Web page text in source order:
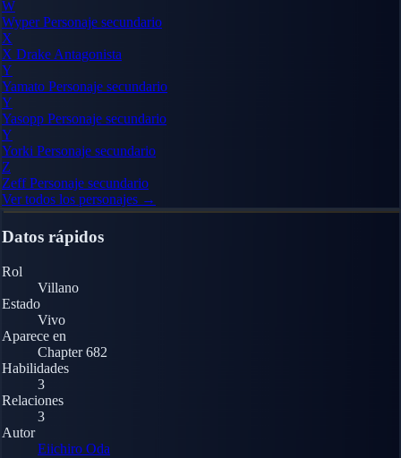
W
WyperPersonaje secundario
X
X Drake Antagonista
Y
Yamato Personaje secundario
Y
Yasopp Personaje secundario
Y
Yorki Personaje secundario
Z
ZeffPersonaje secundario
Ver todos los personajes →
Datos rápidos
Rol
Villano
Estado
Vivo
Aparece en
Chapter 682
Habilidades
3
Relaciones
3
Autor
Eiichiro Oda